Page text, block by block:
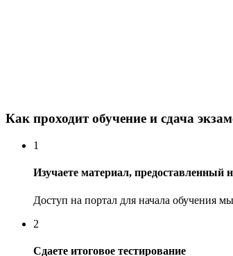
Как проходит обучение и сдача
1
Изучаете материал, предоставленный
Доступ на портал для начала обучения
2
Сдаете итоговое тестирование